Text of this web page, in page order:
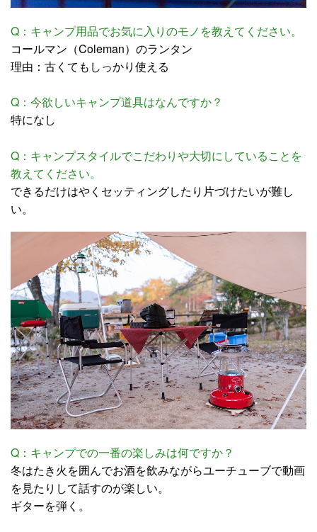
Q：キャンプ用品でお気に入りのモノを教えてください。
コールマン（Coleman）のランタン
理由：古くてもしっかり使える
Q：今欲しいキャンプ道具はなんですか？
特になし
Q：キャンプスタイルでこだわりや大切にしていることを
教えてください。
できるだけはやくセッティングしたり片づけたいが難し
い。
Q：キャンプでの一番の楽しみは何ですか？
冬はたき火を囲んでお酒を飲みながらユーチューブで動画
を見たりして話すのが楽しい。
ギターを弾く。